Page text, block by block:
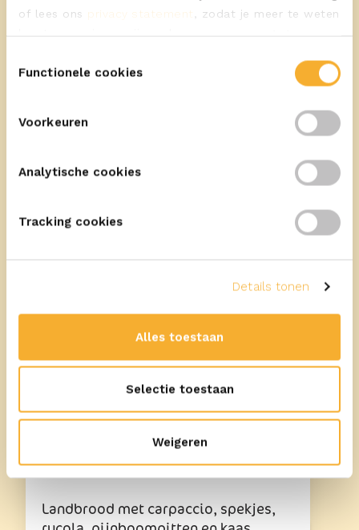
of lees ons privacy statement
, zodat je meer te weten
Functionele cookies
Voorkeuren
Analytische cookies
Tracking cookies
Details tonen
Alles toestaan
Selectie toestaan
Weigeren
Meer recepten
10
Met ERU Goudkuipje Peper
Landbrood met carpaccio, spekjes,